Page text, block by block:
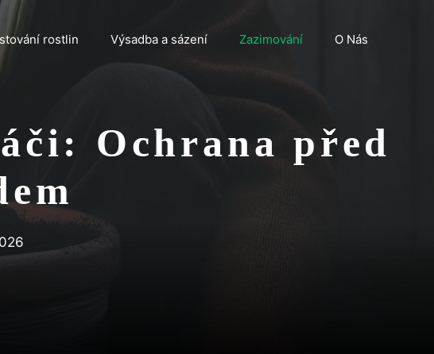
rostlin Výsadba a sázení Zazimování O Nás
Ochrana před